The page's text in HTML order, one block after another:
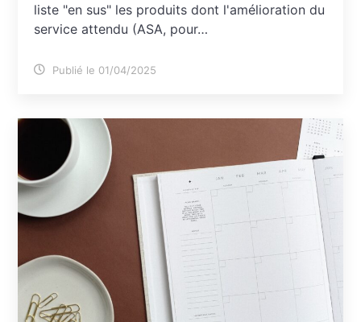
liste "en sus" les produits dont l'amélioration du
service attendu (ASA, pour…
Publié le 01/04/2025